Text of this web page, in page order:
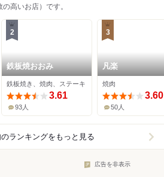
高いお店）です。
2
鉄板焼おおみ
鉄板焼き、焼肉、ステーキ
3.61
93人
3
凡楽
焼肉
3.60
50人
のランキングをもっと見る
広告を非表示